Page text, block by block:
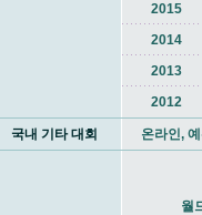
2015
2014
2013
2012
국내 기타 대회 온라인,
월